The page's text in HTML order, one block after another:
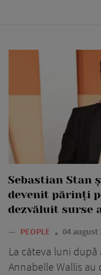
Sebastian Stan
devenit părinți
dezvăluit surse
— PEOPLE 04 august
La câteva luni
Annabelle Wallis